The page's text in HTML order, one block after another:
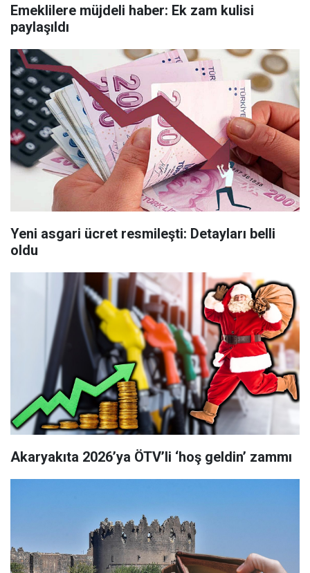
Emeklilere müjdeli haber: Ek zam kulisi
paylaşıldı
Yeni asgari ücret resmileşti: Detayları belli
oldu
Akaryakıta 2026’ya ÖTV’li ‘hoş geldin’ zammı